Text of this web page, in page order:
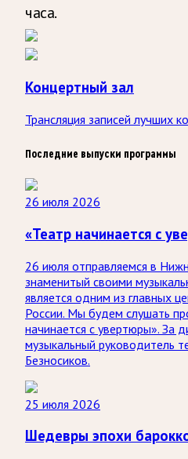
часа.
Концертный зал
Трансляция записей лучших
Последние выпуски программы
26 июля 2026
«Театр начинается с
26 июля отправляемся в
знаменитый своими
является одним из главных
России. Мы будем слушать
начинается с увертюры». За
музыкальный руководитель
Безносиков.
25 июля 2026
Шедевры эпохи